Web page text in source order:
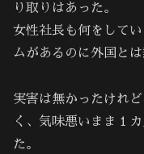
り取りはあった。
女性社長も何をして
ムがあるのに外国と
実害は無かったけれ
く、気味悪いまま１
た。